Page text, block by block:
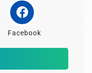
Facebook